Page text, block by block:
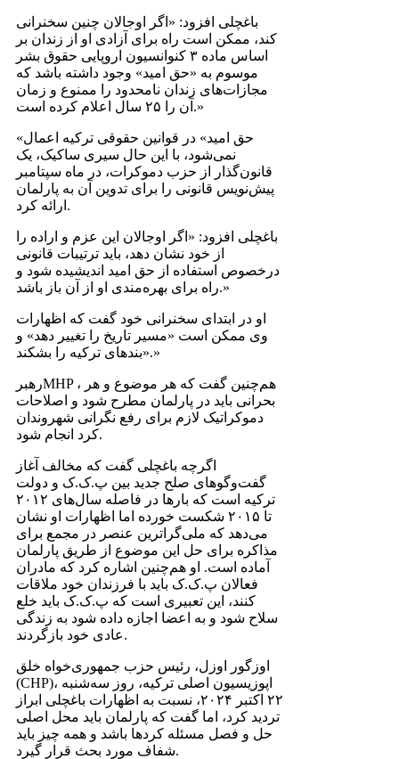
باغچلی افزود: «اگر اوجالان چنین سخنرانی
کند، ممکن است راه برای آزادی او از زندان بر
اساس ماده ۳ کنوانسیون اروپایی حقوق بشر
موسوم به «حق امید» وجود داشته باشد که
مجازات‌های زندان نامحدود را ممنوع و زمان
آن را ۲۵ سال اعلام کرده است.»
«حق امید» در قوانین حقوقی ترکیه اعمال
نمی‌شود، با این حال سیری ساکیک، یک
قانون‌گذار از حزب دموکرات، در ماه سپتامبر
پیش‌نویس قانونی را برای تدوین آن به پارلمان
ارائه کرد.
باغچلی افزود: «اگر اوجالان این عزم و اراده را
از خود نشان دهد، باید ترتیبات قانونی
درخصوص استفاده از حق امید اندیشیده شود و
راه برای بهره‌مندی او از آن باز باشد.»
او در ابتدای سخنرانی خود گفت که اظهارات
وی ممکن است «مسیر تاریخ را تغییر دهد» و
«بندهای ترکیه را بشکند.»
رهبرMHP ، هم‌چنین گفت که هر موضوع و هر
بحرانی باید در پارلمان مطرح شود و اصلاحات
دموکراتیک لازم برای رفع نگرانی شهروندان
کرد انجام شود.
اگرچه باغچلی گفت که مخالف آغاز
گفت‌و‌گوهای صلح جدید بین پ.ک.ک و دولت
ترکیه است که بارها در فاصله سال‌های ۲۰۱۲
تا ۲۰۱۵ شکست خورده اما اظهارات او نشان
می‌دهد که ملی‌گراترین عنصر در مجمع برای
مذاکره برای حل این موضوع از طریق پارلمان
آماده است. او هم‌چنین اشاره کرد که مادران
فعالان پ‌.ک.‌ک باید با فرزندان خود ملاقات
کنند، این تعبیری است که پ‌.ک.‌ک باید خلع
سلاح شود و به اعضا اجازه داده شود به زندگی
عادی خود بازگردند.
اوزگور اوزل، رئیس حزب جمهوری‌خواه خلق
(CHP)، اپوزیسیون اصلی ترکیه، روز سه‌شنبه
۲۲ اکتبر ۲۰۲۴، نسبت به اظهارات باغچلی ابراز
تردید کرد، اما گفت که پارلمان باید محل اصلی
حل و فصل مسئله کردها باشد و همه چیز باید
شفاف مورد بحث قرار گیرد.